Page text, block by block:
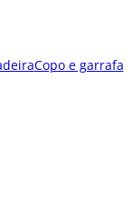
Copo e garrafa